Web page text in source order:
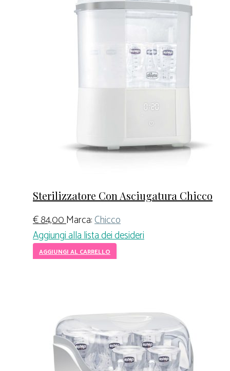
Sterilizzatore Con Asciugatura Chicco
€84,00Marca:Chicco
Aggiungi alla lista dei desideri
AGGIUNGI AL CARRELLO